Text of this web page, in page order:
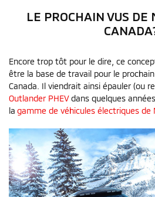
LE PROCHAIN VUS DE
Encore trop tôt pour le dire, ce
être la base de travail pour le
Canada. Il viendrait ainsi épauler (ou
Outlander PHEVdans quelques
la gamme de véhicules électriques de